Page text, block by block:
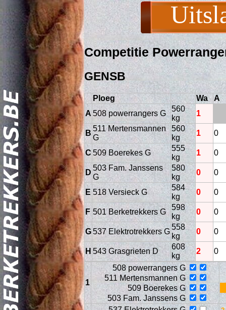
Competitie
GENSB
Ploeg Wa
A
A 508 powerrangers G
560
kg
1
B
511 Mertensmannen
G
560
kg
1 0
C 509 Boerekes G
555
kg
1 0
D
503 Fam. Janssens
G
580
kg
0 0
E 518 Versieck G
584
kg
0 0
F 501 Berketrekkers G
598
kg
0 0
G 537 Elektrotrekkers G
558
kg
0 0
H 543 Grasgrieten D
608
kg
2 0
1
508 powerrangers G
511 Mertensmannen G
509 Boerekes G
503 Fam. Janssens G